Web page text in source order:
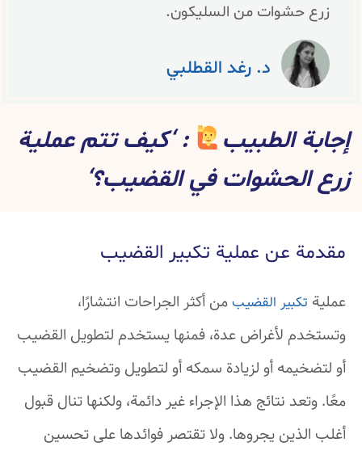
زرع حشوات من السليكون.
د. رغد القطلبي
إجابة الطبيب
: ‘كيف تتم عملية
زرع الحشوات في القضيب؟‘
مقدمة عن عملية تكبير القضيب
عملية تكبير القضيبمن أكثر الجراحات انتشارًا،
وتستخدم لأغراض عدة، فمنها يستخدم لتطويل القضيب
أو لتضخيمه أو لزيادة سمكه أو لتطويل وتضخيم القضيب
معًا. وتعد نتائج هذا الإجراء غير دائمة، ولكنها تنال قبول
أغلب الذين يجروها. ولا تقتصر فوائدها على تحسين